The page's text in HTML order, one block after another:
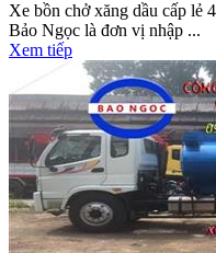
Xe bồn chở xăng dầu cấp lẻ
Bảo Ngọc là đơn vị nhập ...
Xem tiếp